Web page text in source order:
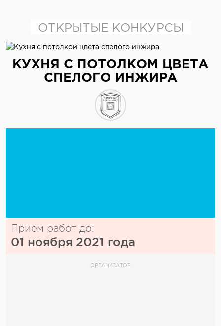
ОТКРЫТЫЕ КОНКУРСЫ
КУХНЯ С ПОТОЛКОМ ЦВЕТА
СПЕЛОГО ИНЖИРА
Прием работ до:
01 ноября 2021 года
ОРГАНИЗАТОР